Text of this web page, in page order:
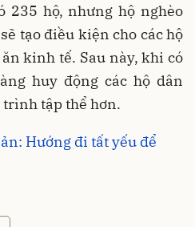
235 hộ, nhưng hộ nghèo
tạo điều kiện cho các hộ
kinh tế. Sau này, khi có
huy động các hộ dân
trình tập thể hơn.
Hướng đi tất yếu để